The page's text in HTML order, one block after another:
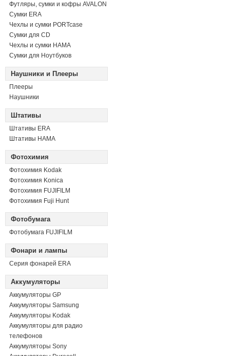
Футляры, сумки и кофры AVALON
Сумки ERA
Чехлы и сумки PORTcase
Сумки для CD
Чехлы и сумки HAMA
Сумки для Ноутбуков
Наушники и Плееры
Плееры
Наушники
Штативы
Штативы ERA
Штативы HAMA
Фотохимия
Фотохимия Kodak
Фотохимия Konica
Фотохимия FUJIFILM
Фотохимия Fuji Hunt
Фотобумага
Фотобумага FUJIFILM
Фонари и лампы
Серия фонарей ERA
Аккумуляторы
Аккумуляторы GP
Аккумуляторы Samsung
Аккумуляторы Kodak
Аккумуляторы для радио
телефонов
Аккумуляторы Sony